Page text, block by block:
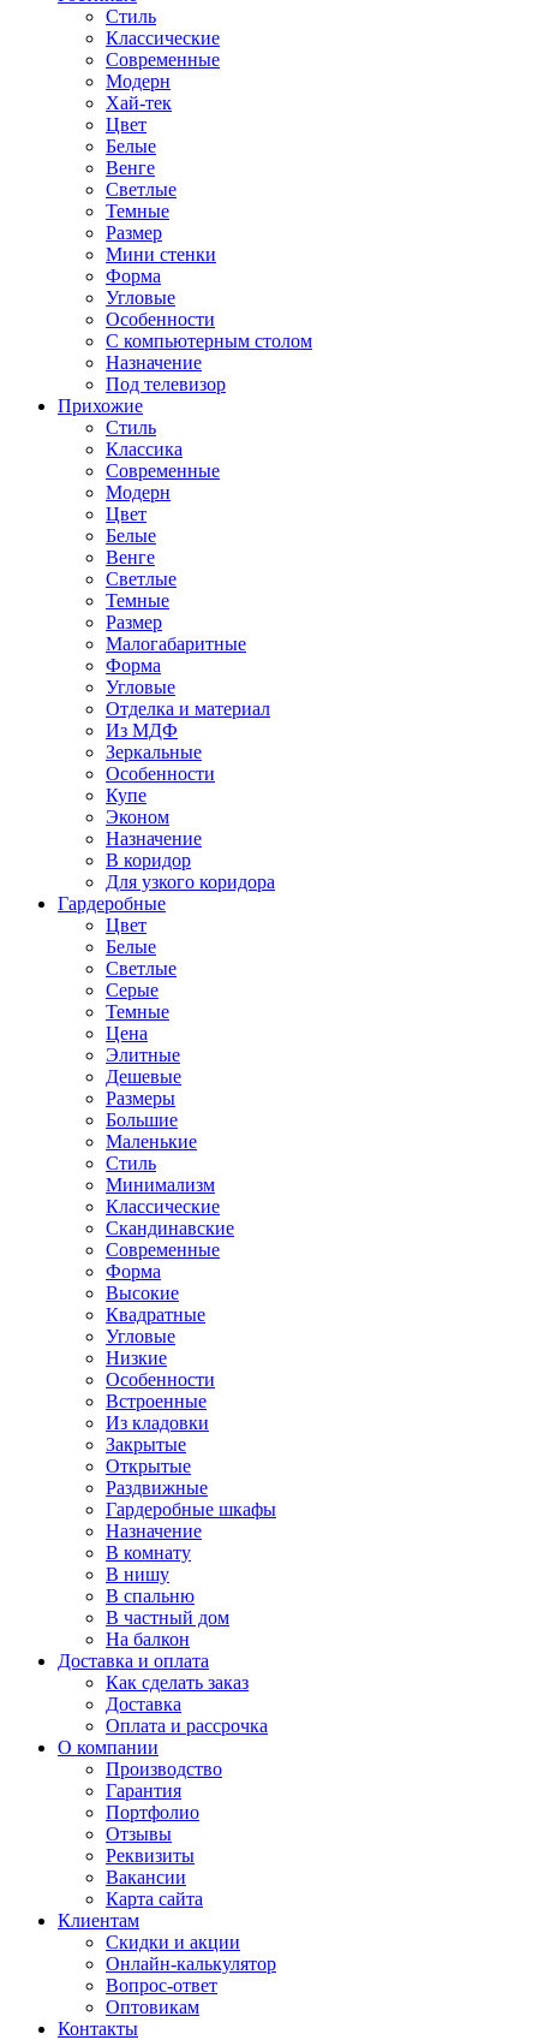
Стиль
Классические
Современные
Модерн
Хай-тек
Цвет
Белые
Венге
Светлые
Темные
Размер
Мини стенки
Форма
Угловые
Особенности
С компьютерным столом
Назначение
Под телевизор
Прихожие
Стиль
Классика
Современные
Модерн
Цвет
Белые
Венге
Светлые
Темные
Размер
Малогабаритные
Форма
Угловые
Отделка и материал
Из МДФ
Зеркальные
Особенности
Купе
Эконом
Назначение
В коридор
Для узкого коридора
Гардеробные
Цвет
Белые
Светлые
Серые
Темные
Цена
Элитные
Дешевые
Размеры
Большие
Маленькие
Стиль
Минимализм
Классические
Скандинавские
Современные
Форма
Высокие
Квадратные
Угловые
Низкие
Особенности
Встроенные
Из кладовки
Закрытые
Открытые
Раздвижные
Гардеробные шкафы
Назначение
В комнату
В нишу
В спальню
В частный дом
На балкон
Доставка и оплата
Как сделать заказ
Доставка
Оплата и рассрочка
О компании
Производство
Гарантия
Портфолио
Отзывы
Реквизиты
Вакансии
Карта сайта
Клиентам
Скидки и акции
Онлайн-калькулятор
Вопрос-ответ
Оптовикам
Контакты